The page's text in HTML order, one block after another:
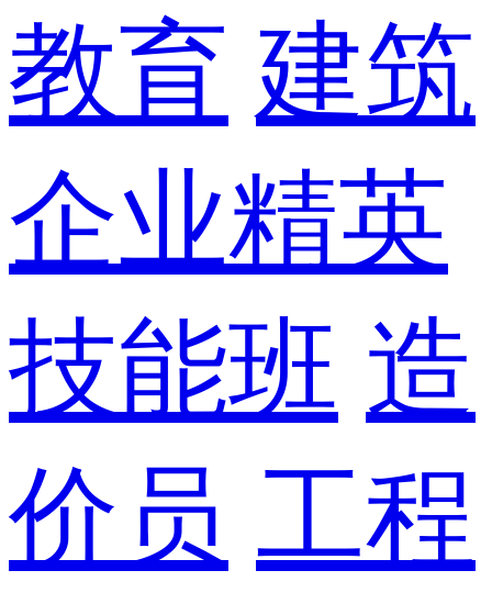
教育 建筑
企业精英
技能班 造
价员 工程